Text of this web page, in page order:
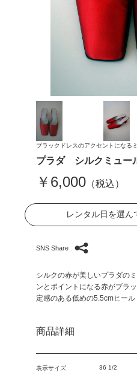
ブラックドレスのアクセントになる
プラダ シルクミュ
￥6,000（税込）
レンタル日を選ん
SNS Share
シルクの赤が美しいプラダの
ンとポイントになる赤がブラ
定感のある低めの5.5cmヒール
商品詳細
表示サイズ 36 1/2